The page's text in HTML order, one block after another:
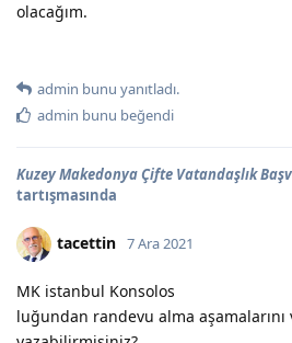
olacağım.
admin bunu yanıtladı.
admin bunu beğendi
Kuzey Makedonya Çifte Vatandaşlık
tartışmasında
tacettin 7 Ara 2021
MK istanbul Konsolos
luğundan randevu alma